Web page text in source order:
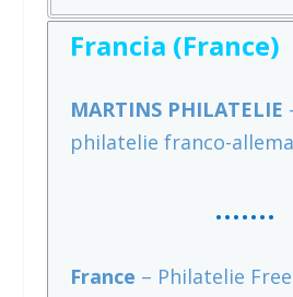
Francia (France)
MARTINS PHILATELIE
philatelie franco-
…….
France – Philatelie